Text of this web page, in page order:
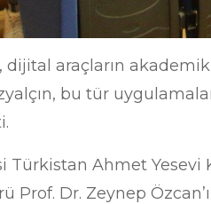
araçların
bu tür
Türkistan Ahmet Yesevi
Prof. Dr. Zeynep